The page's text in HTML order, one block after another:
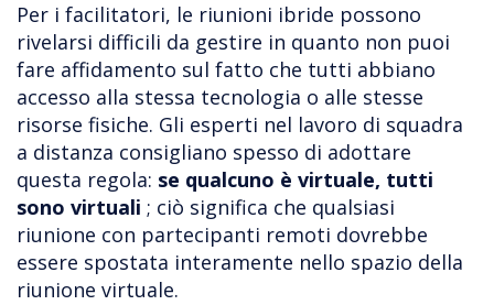
Per i facilitatori, le riunioni ibride possono
rivelarsi difficili da gestire in quanto non puoi
fare affidamento sul fatto che tutti abbiano
accesso alla stessa tecnologia o alle stesse
risorse fisiche. Gli esperti nel lavoro di squadra
a distanza consigliano spesso di adottare
questa regola: se qualcuno è virtuale, tutti
sono virtuali ; ciò significa che qualsiasi
riunione con partecipanti remoti dovrebbe
essere spostata interamente nello spazio della
riunione virtuale.